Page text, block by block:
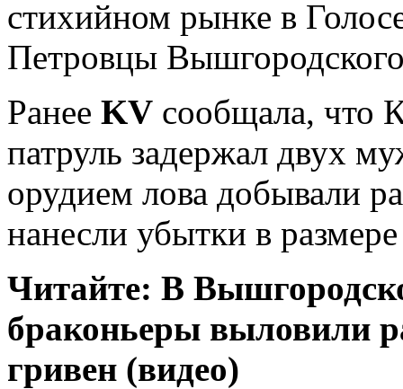
стихийном рынке в
Петровцы
Ранее KV сообщала, что
патруль задержал двух
орудием лова добывали
нанесли убытки в
Читайте: В
браконьеры выловили
гривен (видео)